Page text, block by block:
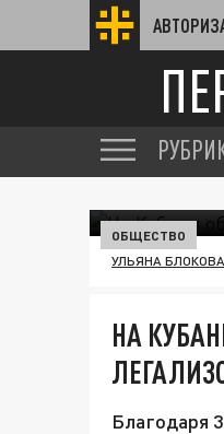
ОБЩЕСТВО
УЛЬЯНА БЛОКОВА
НА
Благодаря